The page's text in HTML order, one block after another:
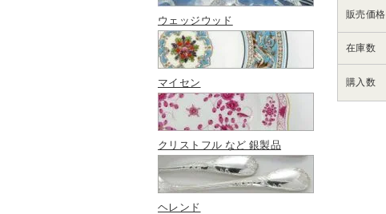
ウェッジウッド
マイセン
クリストフル など 銀製品
ヘレンド
販売価格
在庫数
購入数